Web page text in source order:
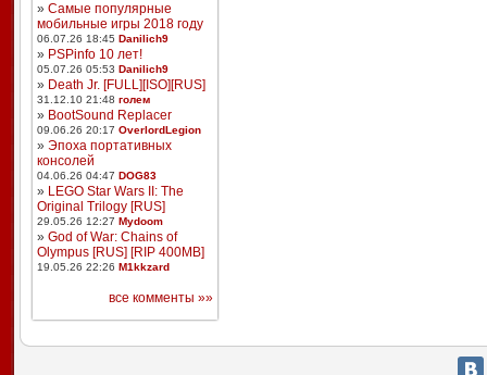
» Самые популярные
мобильные игры 2018 году
06.07.26 18:45 Danilich9
» PSPinfo 10 лет!
05.07.26 05:53 Danilich9
» Death Jr. [FULL][ISO][RUS]
31.12.10 21:48 голем
» BootSound Replacer
09.06.26 20:17 OverlordLegion
» Эпоха портативных
консолей
04.06.26 04:47 DOG83
» LEGO Star Wars II: The
Original Trilogy [RUS]
29.05.26 12:27 Mydoom
» God of War: Chains of
Olympus [RUS] [RIP 400MB]
19.05.26 22:26 M1kkzard
все комменты »»